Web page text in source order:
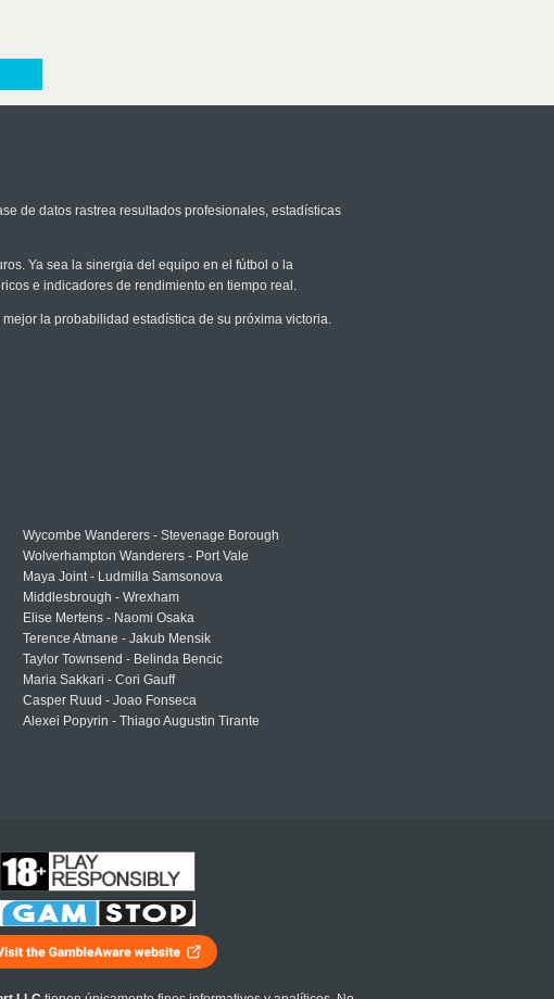
de datos rastrea resultados profesionales, estadísticas
Ya sea la sinergia del equipo en el fútbol o la
e indicadores de rendimiento en tiempo real.
la probabilidad estadística de su próxima victoria.
Wycombe Wanderers - Stevenage Borough
Wolverhampton Wanderers - Port Vale
Maya Joint - Ludmilla Samsonova
Middlesbrough - Wrexham
Elise Mertens - Naomi Osaka
Terence Atmane - Jakub Mensik
Taylor Townsend - Belinda Bencic
Maria Sakkari - Cori Gauff
Casper Ruud - Joao Fonseca
Alexei Popyrin - Thiago Augustin Tirante